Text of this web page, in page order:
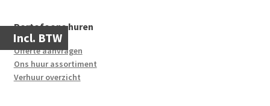
Incl. BTW
Portofoons huren
Offerte aanvragen
Ons huur assortiment
Verhuur overzicht